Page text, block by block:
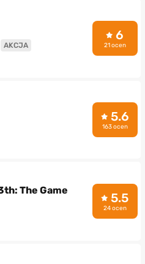
AKCJA
6
21 ocen
5.6
163 ocen
The Game 5.5
24 ocen